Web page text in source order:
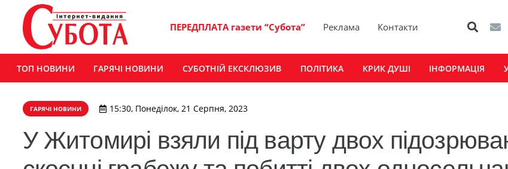
ПЕРЕДПЛАТА газети “Субота” Реклама Контакти
ТОП НОВИНИ ГАРЯЧІ НОВИНИ СУБОТНІЙ ЕКСКЛЮЗИВ ПОЛІТИКА КРИК ДУШІ ІНФОРМАЦІЯ
ГАРЯЧІ НОВИНИ 15:30, Понеділок, 21 Серпня, 2023
У Житомирі взяли під варту двох